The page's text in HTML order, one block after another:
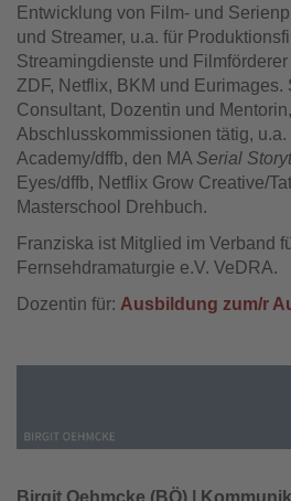
Entwicklung von Film- und
und Streamer, u.a. für
Streamingdienste und
ZDF, Netflix, BKM und
Consultant, Dozentin und
Abschlusskommissionen tätig,
Academy/dffb, den MA Serial
Eyes/dffb, Netflix Grow Creative/
Masterschool Drehbuch.
Franziska ist Mitglied im Verband
Fernsehdramaturgie e.V. VeDRA.
Dozentin für: Ausbildung zum/r
Birgit Oehmcke (BÖ) |